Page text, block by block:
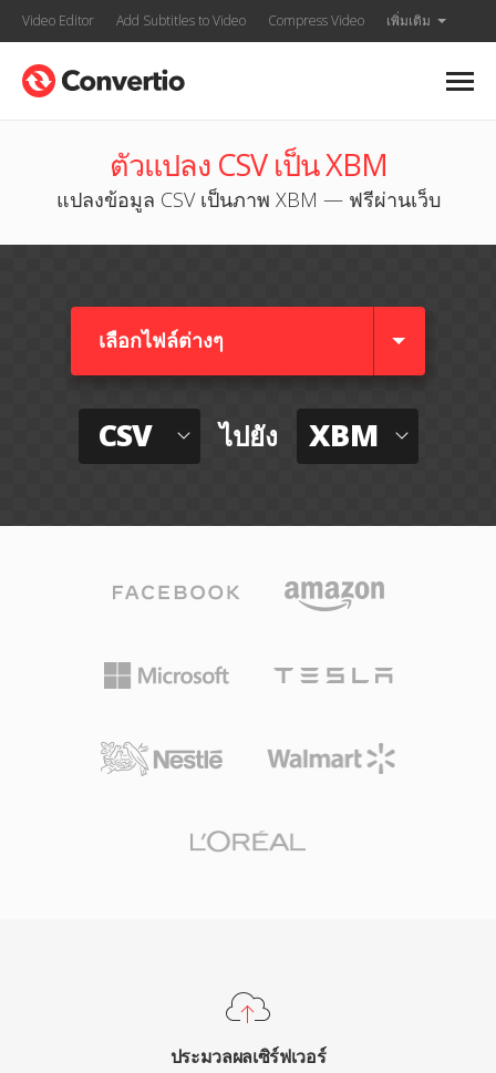
Video Editor Add Subtitles to Video Compress Video เพิ่มเติม
ตัวแปลง CSV เป็น XBM
แปลงข้อมูล CSV เป็นภาพ XBM — ฟรีผ่านเว็บ
เลือกไฟล์ต่างๆ​
CSV ไปยัง XBM
ประมวลผลเซิร์ฟเวอร์